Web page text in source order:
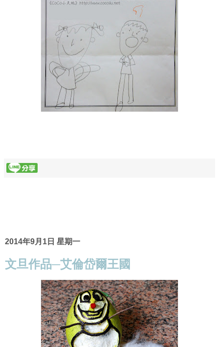
2014年9月1日 星期一
文旦作品─艾倫岱爾王國